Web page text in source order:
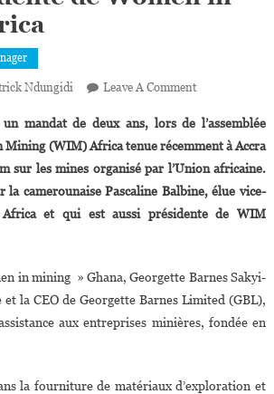
Ndungidi Leave A CommentOn
Barnes
Sakyi-
Addo
Élue
Présidente
In
Mining
Africa
mandat de deux ans, lors de l’assemblée
Mining (WIM) Africa tenue récemment à Accra
sur les mines organisé par l’Union africaine.
la camerounaise Pascaline Balbine, élue vice-
et qui est aussi présidente de WIM
in mining » Ghana, Georgette Barnes Sakyi-
la CEO de Georgette Barnes Limited (GBL),
aux entreprises minières, fondée en
la fourniture de matériaux d’exploration et